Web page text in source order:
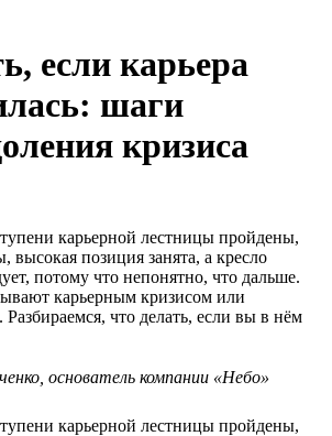
если карьера
шаги
кризиса
карьерной лестницы пройдены,
высокая позиция занята, а кресло
потому что непонятно, что дальше.
карьерным кризисом или
что делать, если вы в нём
основатель компании «Небо»
карьерной лестницы пройдены,